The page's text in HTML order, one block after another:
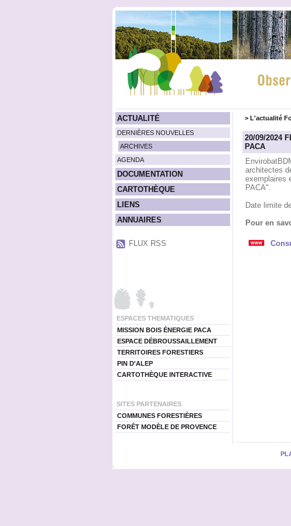
ACTUALITÉ
DERNIÈRES NOUVELLES
ARCHIVES
AGENDA
DOCUMENTATION
CARTOTHÈQUE
LIENS
ANNUAIRES
FLUX RSS
ESPACES THEMATIQUES
MISSION BOIS ÉNERGIE PACA
ESPACE DÉBROUSSAILLEMENT
TERRITOIRES FORESTIERS
PIN D'ALEP
CARTOTHÈQUE INTERACTIVE
SITES PARTENAIRES
COMMUNES FORESTIÈRES
FORÊT MODÈLE DE PROVENCE
> L'actualité
20/09/2024
PACA
architectes
exemplaires
PACA".
Date limite
Pour en